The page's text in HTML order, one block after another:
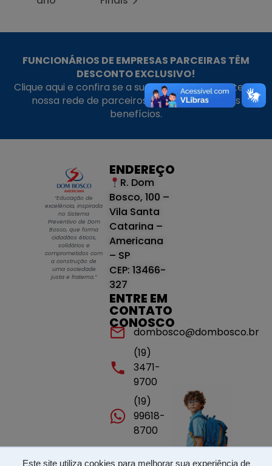
Este site utiliza cookies para melhorar sua experiência de
FUNCIONÁRIOS DE EMPRESAS PARCEIRAS TÊM
DESCONTO EXCLUSIVO!
Clique aqui e confira se a sua empresa faz parte da
nossa rede de parceiros e aproveite nossos
benefícios.
“Educação de
excelência, inspirada
no Sistema
Preventivo de Dom
Bosco, que forma
cidadãos éticos,
solidários e
comprometidos com
a construção de
uma sociedade
justa e fraterna.”
ENDEREÇO
R. Dom
Bosco, 100 –
Vila Santa
Catarina –
Americana
– SP
CEP: 13466-
327
ENTRE EM
CONTATO
CONOSCO
dombosco@dombosco.br
(19)
3471-
9700
(19)
99618-
8700